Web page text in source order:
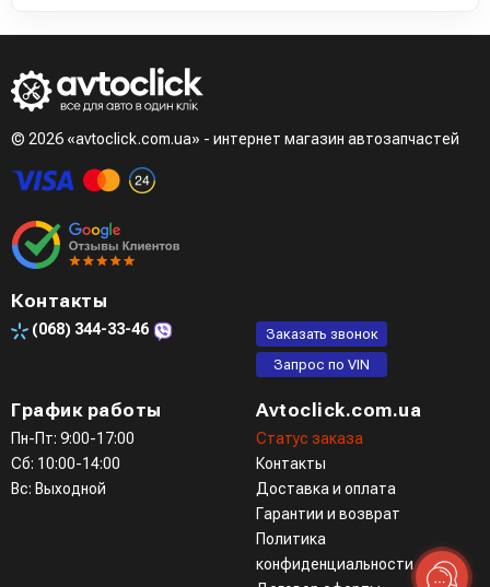
© 2026 «avtoclick.com.ua» - интернет магазин автозапчастей
Контакты
(068) 344-33-46
Заказать звонок
Запрос по VIN
График работы
Пн-Пт: 9:00-17:00
Сб: 10:00-14:00
Вс: Выходной
Avtoclick.com.ua
Статус заказа
Контакты
Доставка и оплата
Гарантии и возврат
Политика
конфиденциальности